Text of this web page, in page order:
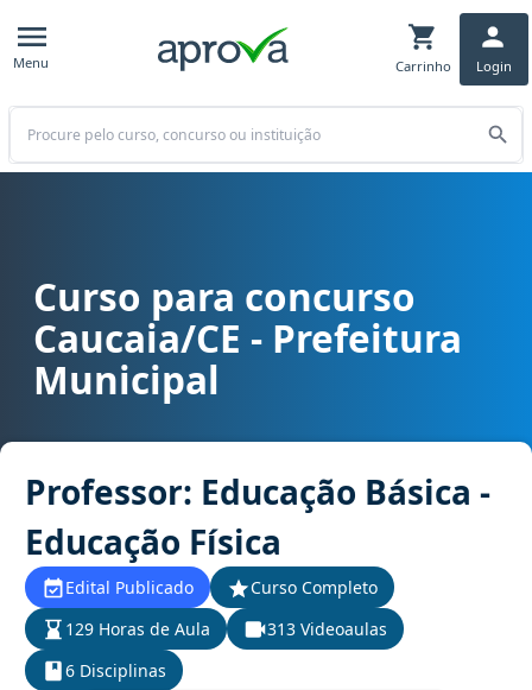
Menu Carrinho Login
Buscar
Curso para concurso Caucaia/CE - Prefeitura Municipal cargo
Curso para concurso
Caucaia/CE - Prefeitura
Municipal
Professor: Educação Básica -
Educação Física
Edital Publicado
Curso Completo
129 Horas de Aula
313 Videoaulas
6 Disciplinas